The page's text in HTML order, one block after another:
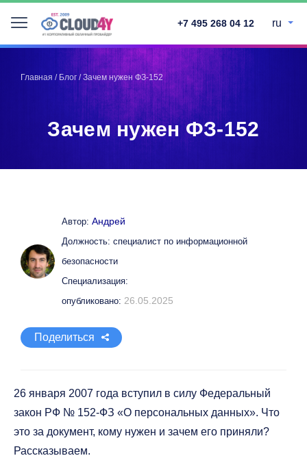
+7 495 268 04 12 ru
Главная /Блог/Зачем нужен ФЗ-152
Зачем нужен ФЗ-152
Автор: Андрей
Должность: специалист по информационной
безопасности
Специализация:
опубликовано: 26.05.2025
Поделиться
Telegram
Запинить
Твитнуть
LinkedIn
Facebook
26 января 2007 года вступил в силу Федеральный
закон РФ № 152-ФЗ «О персональных данных». Что
это за документ, кому нужен и зачем его приняли?
Рассказываем.
Telegram
Запинить
Твитнуть
LinkedIn
Facebook